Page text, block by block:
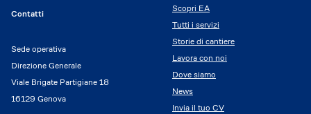
Contatti
Sede operativa
Direzione Generale
Viale Brigate Partigiane 18
16129 Genova
Scopri EA
Tutti i servizi
Storie di cantiere
Lavora con noi
Dove siamo
News
Invia il tuo CV